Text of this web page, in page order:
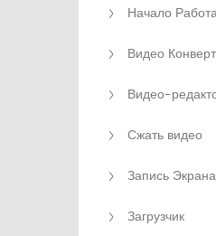
Начало
Видео
Видео-
Сжать видео
Запись Экрана
Загрузчик